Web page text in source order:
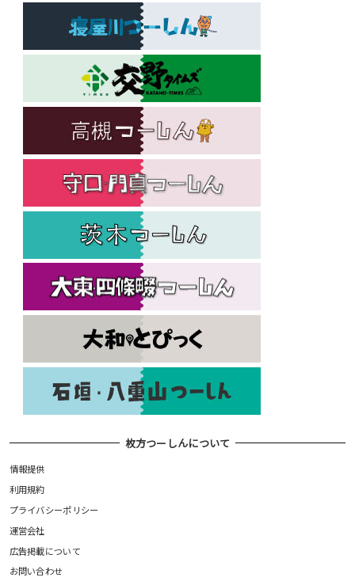
枚方つーしんについて
情報提供
利用規約
プライバシーポリシー
運営会社
広告掲載について
お問い合わせ